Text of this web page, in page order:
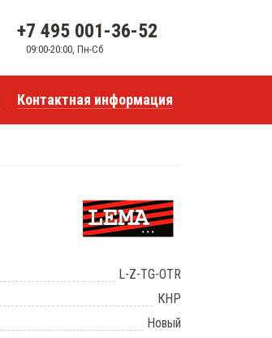
+7 495 001-36-52
09:00-20:00, Пн-Сб
Контактная информация
L-Z-TG-OTR
КНР
Новый